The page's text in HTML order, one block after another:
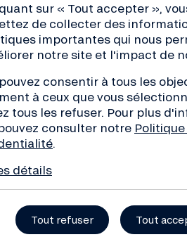
transition, conseils
Inscrivez-
À propos
Organisation et équipe
Histoire
sur « Tout accepter »,
de collecter des
importantes qui nous
notre site et l'impact de
consentir à tous les
à ceux que vous
tous les refuser. Pour plus
consulter notre
détails
Tout refuser Tout